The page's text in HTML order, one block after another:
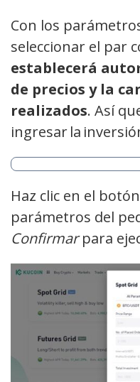
Con los
seleccionar el par
establecerá
de precios y la
realizados. Así
ingresar la
Haz clic en el botón
parámetros del
Confirmarpara